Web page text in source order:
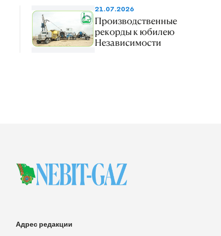
21.07.2026
Производственные
рекорды к юбилею
Независимости
Адрес редакции